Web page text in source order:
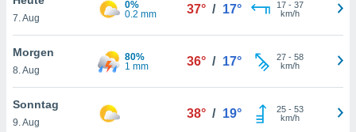
oder
Partner
es uns
das
der
Profil zu
7. Aug
0%
0.2 mm
37° / 17° 17- 37
km/h
Morgen
8. Aug
80%
1 mm
36° / 17° 27- 58
km/h
Sonntag
9. Aug
38° / 19° 25- 53
km/h